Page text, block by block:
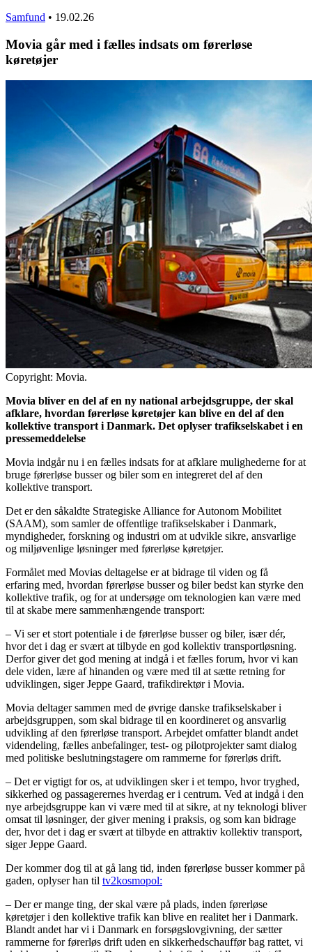
Samfund • 19.02.26
Movia går med i fælles indsats om førerløse
køretøjer
Copyright: Movia.
Movia bliver en del af en ny national arbejdsgruppe, der skal
afklare, hvordan førerløse køretøjer kan blive en del af den
kollektive transport i Danmark. Det oplyser trafikselskabet i en
pressemeddelelse
Movia indgår nu i en fælles indsats for at afklare mulighederne for at
bruge førerløse busser og biler som en integreret del af den
kollektive transport.
Det er den såkaldte Strategiske Alliance for Autonom Mobilitet
(SAAM), som samler de offentlige trafikselskaber i Danmark,
myndigheder, forskning og industri om at udvikle sikre, ansvarlige
og miljøvenlige løsninger med førerløse køretøjer.
Formålet med Movias deltagelse er at bidrage til viden og få
erfaring med, hvordan førerløse busser og biler bedst kan styrke den
kollektive trafik, og for at undersøge om teknologien kan være med
til at skabe mere sammenhængende transport:
– Vi ser et stort potentiale i de førerløse busser og biler, især dér,
hvor det i dag er svært at tilbyde en god kollektiv transportløsning.
Derfor giver det god mening at indgå i et fælles forum, hvor vi kan
dele viden, lære af hinanden og være med til at sætte retning for
udviklingen, siger Jeppe Gaard, trafikdirektør i Movia.
Movia deltager sammen med de øvrige danske trafikselskaber i
arbejdsgruppen, som skal bidrage til en koordineret og ansvarlig
udvikling af den førerløse transport. Arbejdet omfatter blandt andet
videndeling, fælles anbefalinger, test- og pilotprojekter samt dialog
med politiske beslutningstagere om rammerne for førerløs drift.
– Det er vigtigt for os, at udviklingen sker i et tempo, hvor tryghed,
sikkerhed og passagerernes hverdag er i centrum. Ved at indgå i den
nye arbejdsgruppe kan vi være med til at sikre, at ny teknologi bliver
omsat til løsninger, der giver mening i praksis, og som kan bidrage
der, hvor det i dag er svært at tilbyde en attraktiv kollektiv transport,
siger Jeppe Gaard.
Der kommer dog til at gå lang tid, inden førerløse busser kommer på
gaden, oplyser han til tv2kosmopol:
– Der er mange ting, der skal være på plads, inden førerløse
køretøjer i den kollektive trafik kan blive en realitet her i Danmark.
Blandt andet har vi i Danmark en forsøgslovgivning, der sætter
rammerne for førerløs drift uden en sikkerhedschauffør bag rattet, vi